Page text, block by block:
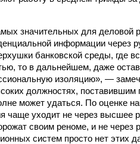
значительных для деловой
информации через
банковской среды, где
то в дальнейшем, даже
изоляцию», —
должностях, поставившим
может удаться. По оценке
чаще уходит не через высшее
своим реноме, и не через
систем просто нет этих